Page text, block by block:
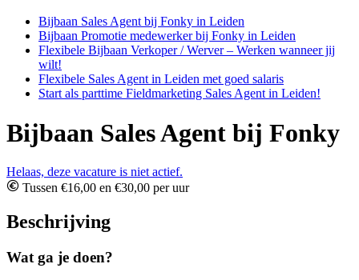
Bijbaan Sales Agent bij Fonky in Leiden
Bijbaan Promotie medewerker bij Fonky in Leiden
Flexibele Bijbaan Verkoper / Werver – Werken wanneer jij
wilt!
Flexibele Sales Agent in Leiden met goed salaris
Start als parttime Fieldmarketing Sales Agent in Leiden!
Bijbaan Sales Agent bij Fonky
Helaas, deze vacature is niet actief.
Tussen €16,00 en €30,00 per uur
Beschrijving
Wat ga je doen?